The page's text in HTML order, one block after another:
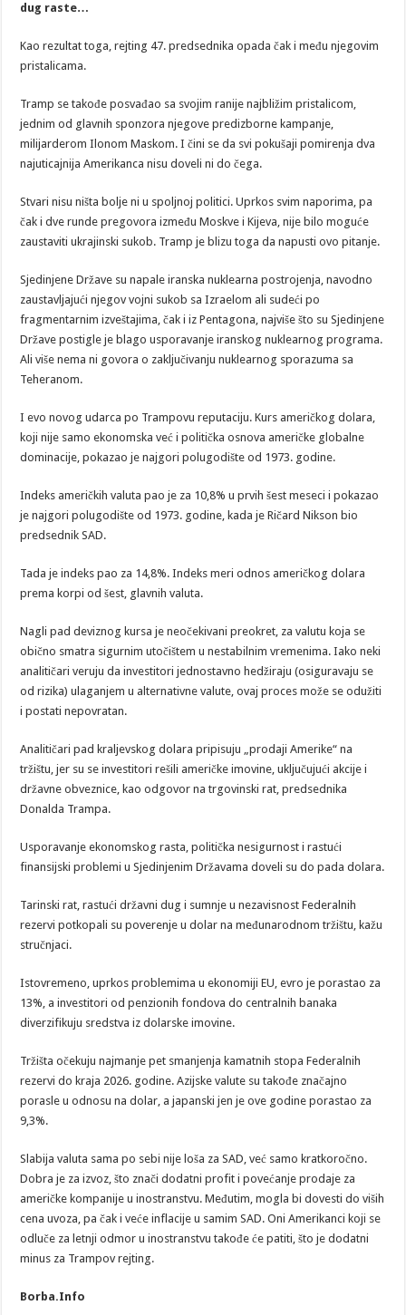
dug raste…
Kao rezultat toga, rejting 47. predsednika opada čak i među njegovim
pristalicama.
Tramp se takođe posvađao sa svojim ranije najbližim pristalicom,
jednim od glavnih sponzora njegove predizborne kampanje,
milijarderom Ilonom Maskom. I čini se da svi pokušaji pomirenja dva
najuticajnija Amerikanca nisu doveli ni do čega.
Stvari nisu ništa bolje ni u spoljnoj politici. Uprkos svim naporima, pa
čak i dve runde pregovora između Moskve i Kijeva, nije bilo moguće
zaustaviti ukrajinski sukob. Tramp je blizu toga da napusti ovo pitanje.
Sjedinjene Države su napale iranska nuklearna postrojenja, navodno
zaustavljajući njegov vojni sukob sa Izraelom ali sudeći po
fragmentarnim izveštajima, čak i iz Pentagona, najviše što su Sjedinjene
Države postigle je blago usporavanje iranskog nuklearnog programa.
Ali više nema ni govora o zaključivanju nuklearnog sporazuma sa
Teheranom.
I evo novog udarca po Trampovu reputaciju. Kurs američkog dolara,
koji nije samo ekonomska već i politička osnova američke globalne
dominacije, pokazao je najgori polugodište od 1973. godine.
Indeks američkih valuta pao je za 10,8% u prvih šest meseci i pokazao
je najgori polugodište od 1973. godine, kada je Ričard Nikson bio
predsednik SAD.
Tada je indeks pao za 14,8%. Indeks meri odnos američkog dolara
prema korpi od šest, glavnih valuta.
Nagli pad deviznog kursa je neočekivani preokret, za valutu koja se
obično smatra sigurnim utočištem u nestabilnim vremenima. Iako neki
analitičari veruju da investitori jednostavno hedžiraju (osiguravaju se
od rizika) ulaganjem u alternativne valute, ovaj proces može se odužiti
i postati nepovratan.
Analitičari pad kraljevskog dolara pripisuju „prodaji Amerike“ na
tržištu, jer su se investitori rešili američke imovine, uključujući akcije i
državne obveznice, kao odgovor na trgovinski rat, predsednika
Donalda Trampa.
Usporavanje ekonomskog rasta, politička nesigurnost i rastući
finansijski problemi u Sjedinjenim Državama doveli su do pada dolara.
Tarinski rat, rastući državni dug i sumnje u nezavisnost Federalnih
rezervi potkopali su poverenje u dolar na međunarodnom tržištu, kažu
stručnjaci.
Istovremeno, uprkos problemima u ekonomiji EU, evro je porastao za
13%, a investitori od penzionih fondova do centralnih banaka
diverzifikuju sredstva iz dolarske imovine.
Tržišta očekuju najmanje pet smanjenja kamatnih stopa Federalnih
rezervi do kraja 2026. godine. Azijske valute su takođe značajno
porasle u odnosu na dolar, a japanski jen je ove godine porastao za
9,3%.
Slabija valuta sama po sebi nije loša za SAD, već samo kratkoročno.
Dobra je za izvoz, što znači dodatni profit i povećanje prodaje za
američke kompanije u inostranstvu. Međutim, mogla bi dovesti do viših
cena uvoza, pa čak i veće inflacije u samim SAD. Oni Amerikanci koji se
odluče za letnji odmor u inostranstvu takođe će patiti, što je dodatni
minus za Trampov rejting.
Borba.Info